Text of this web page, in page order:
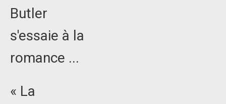
Butler
s'essaie à la
romance ...
« La